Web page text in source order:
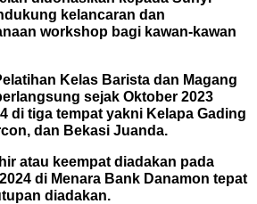
kelancaran dan
workshop bagi kawan-kawan
Kelas Barista dan Magang
sejak Oktober 2023
di tiga tempat yakni Kelapa Gading
dan Bekasi Juanda.
atau keempat diadakan pada
di Menara Bank Danamon tepat
diadakan.